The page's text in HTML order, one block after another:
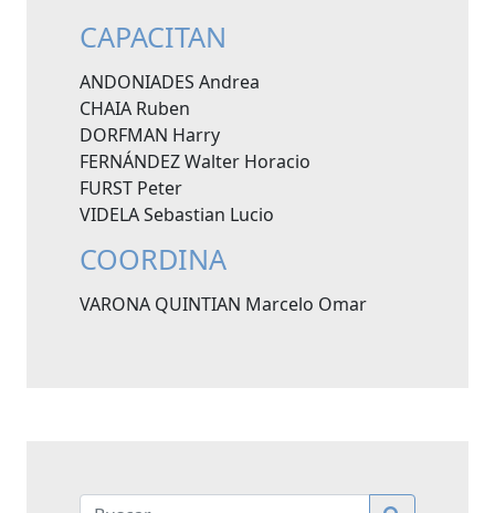
CAPACITAN
ANDONIADES Andrea
CHAIA Ruben
DORFMAN Harry
FERNÁNDEZ Walter Horacio
FURST Peter
VIDELA Sebastian Lucio
COORDINA
VARONA QUINTIAN Marcelo Omar